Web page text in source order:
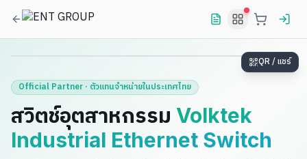
ดูแลอุปกรณ์หลากหลายประเภทและการเชื่อมต่อระหว่างกันในที่
เดียว
Official Partner · ตัวแทนจำหน่ายในประเทศไทย
สวิตช์อุตสาหกรรม Volktek
Industrial Ethernet Switch
QR / แชร์